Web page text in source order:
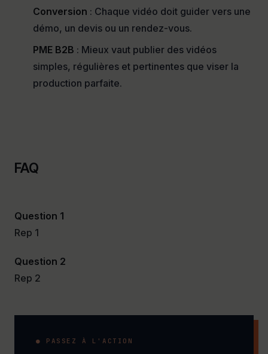
Conversion : Chaque vidéo doit guider vers une
démo, un devis ou un rendez-vous.
PME B2B : Mieux vaut publier des vidéos
simples, régulières et pertinentes que viser la
production parfaite.
FAQ
Question 1
Rep 1
Question 2
Rep 2
● PASSEZ À L'ACTION